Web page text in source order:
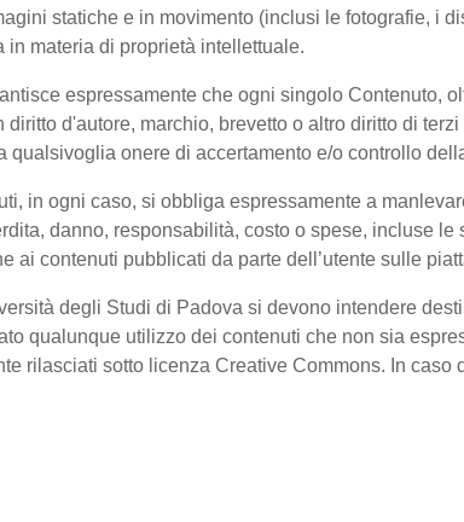
statiche e in movimento (inclusi le fotografie, i
materia di proprietà intellettuale.
espressamente che ogni singolo Contenuto,
d'autore, marchio, brevetto o altro diritto di
onere di accertamento e/o controllo
in ogni caso, si obbliga espressamente a
danno, responsabilità, costo o spese, incluse
ai contenuti pubblicati da parte dell’utente sulle
degli Studi di Padova si devono intendere
qualunque utilizzo dei contenuti che non sia
rilasciati sotto licenza Creative Commons. In